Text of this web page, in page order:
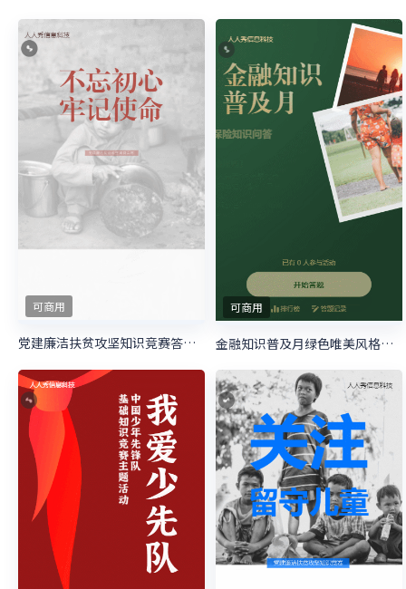
可商用
党建廉洁扶贫攻坚知识竞赛答题活动
可商用
金融知识普及月绿色唯美风格答题活动